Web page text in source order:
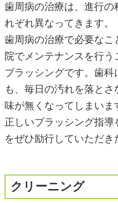
歯周病の治療は、進行の
れぞれ異なってきます。
歯周病の治療で必要なこ
院でメンテナンスを行
ブラッシングです。歯科
も、毎日の汚れを落と
味が無くなってしまいま
正しいブラッシング指
をぜひ励行していただき
クリーニング